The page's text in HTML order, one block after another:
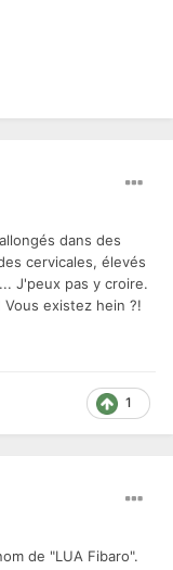
dans des
cervicales, élevés
J'peux pas y croire.
existez hein ?!
1
de "LUA Fibaro".